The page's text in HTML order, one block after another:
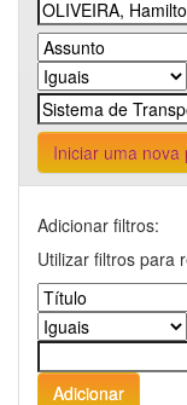
Iniciar uma nova
Adicionar filtros:
Utilizar filtros para